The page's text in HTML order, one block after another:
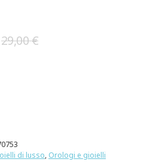
29,00€
di lusso, Orologi e gioielli